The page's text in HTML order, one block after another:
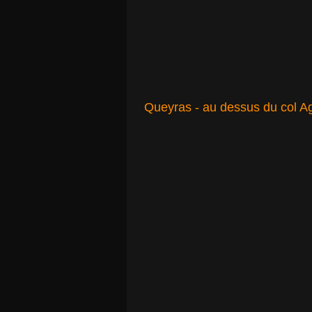
Queyras - au dessus du col